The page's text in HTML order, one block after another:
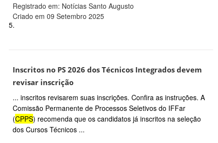
Registrado em: Notícias Santo Augusto
Criado em 09 Setembro 2025
5.
Inscritos no PS 2026 dos Técnicos Integrados devem
revisar inscrição
... inscritos revisarem suas inscrições. Confira as instruções. A
Comissão Permanente de Processos Seletivos do IFFar
(CPPS) recomenda que os candidatos já inscritos na seleção
dos Cursos Técnicos ...